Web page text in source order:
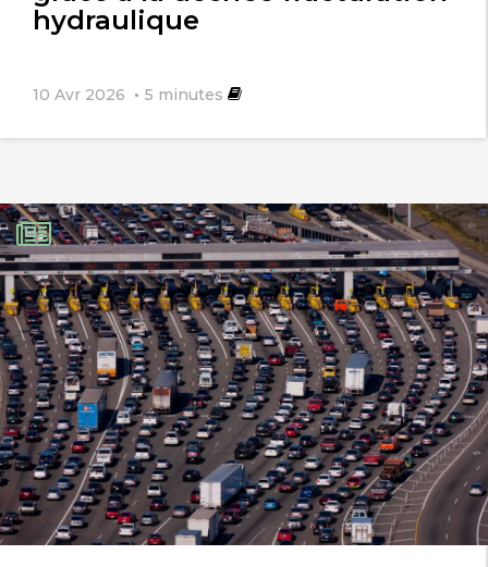
hydraulique
10 Avr 2026 5 minutes